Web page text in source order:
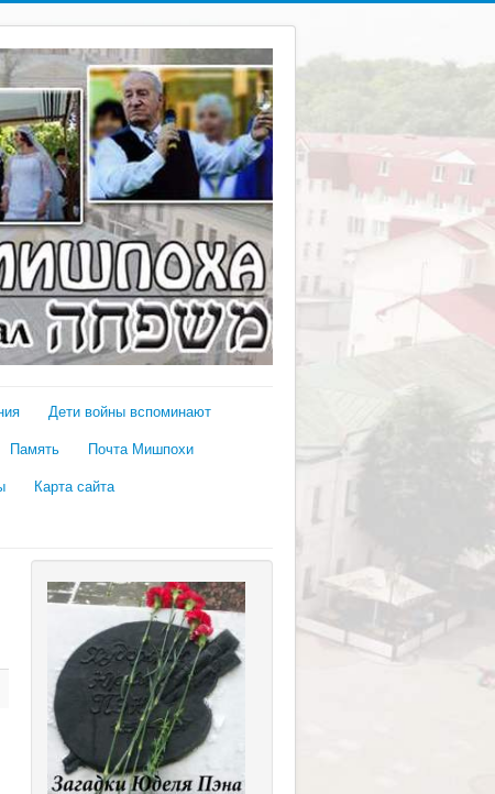
Дети войны вспоминают
Память
Почта Мишпохи
Карта сайта